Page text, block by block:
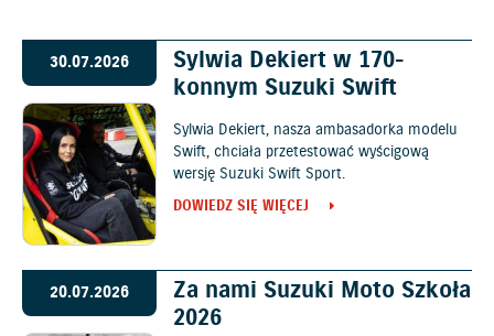
30.07.2026
Sylwia Dekiert w 170-
konnym Suzuki Swift
Sylwia Dekiert, nasza ambasadorka modelu
Swift, chciała przetestować wyścigową
wersję Suzuki Swift Sport.
DOWIEDZ SIĘ WIĘCEJ
20.07.2026
Za nami Suzuki Moto Szkoła
2026